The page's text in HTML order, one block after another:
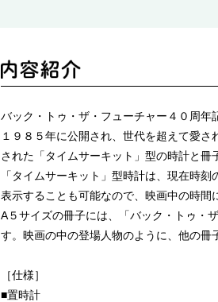
バック・トゥ・ザ・フューチャー４０周
１９８５年に公開され、世代を超えて愛
された「タイムサーキット」型の時計と冊
「タイムサーキット」型時計は、現在時
表示することも可能なので、映画中の時間
A５サイズの冊子には、「バック・トゥ・
す。映画の中の登場人物のように、他の冊
［仕様］
■置時計